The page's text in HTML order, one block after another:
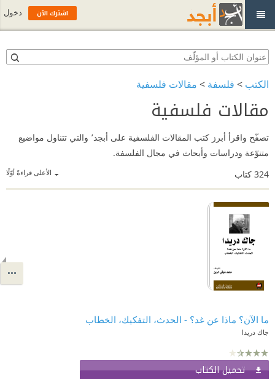
الكتب > فلسفة > مقالات فلسفية
مقالات فلسفية
تصفّح واقرأ أبرز كتب المقالات الفلسفية على أبجد٬ والتي تتناول مواضيع
متنوّعة ودراسات وأبحاث في مجال الفلسفة.
الأعلى قراءةً أوّلًا 324 كتاب
ما الآن؟ ماذا عن غد؟ - الحدث، التفكيك، الخطاب
جاك دريدا
تحميل الكتاب
اشترك الآن دخول